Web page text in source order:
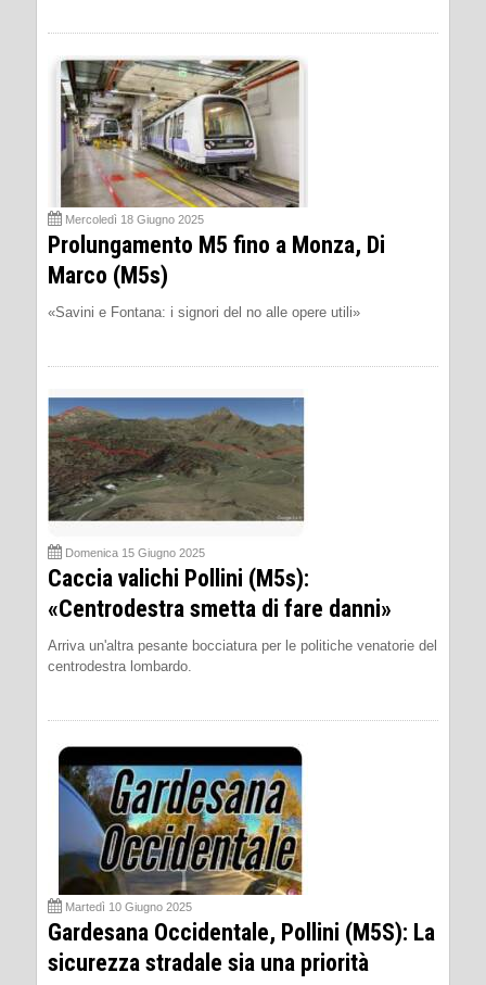
Mercoledì 18 Giugno 2025
Prolungamento M5 fino a Monza, Di
Marco (M5s)
«Savini e Fontana: i signori del no alle opere utili»
Domenica 15 Giugno 2025
Caccia valichi Pollini (M5s):
«Centrodestra smetta di fare danni»
Arriva un'altra pesante bocciatura per le politiche venatorie del
centrodestra lombardo.
Martedì 10 Giugno 2025
Gardesana Occidentale, Pollini (M5S): La
sicurezza stradale sia una priorità